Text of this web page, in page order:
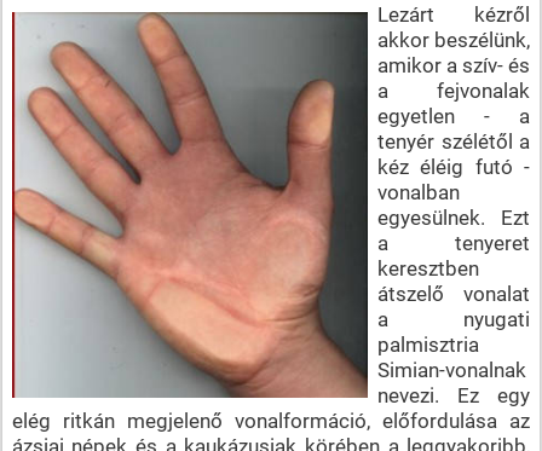
Lezárt kézről
akkor beszélünk,
amikor a szív- és
a fejvonalak
egyetlen - a
tenyér szélétől a
kéz éléig futó -
vonalban
egyesülnek. Ezt
a tenyeret
keresztben
átszelő vonalat
a nyugati
palmisztria
Simian-vonalnak
nevezi. Ez egy
elég ritkán megjelenő vonalformáció, előfordulása az
ázsiai népek és a kaukázusiak körében a leggyakoribb,